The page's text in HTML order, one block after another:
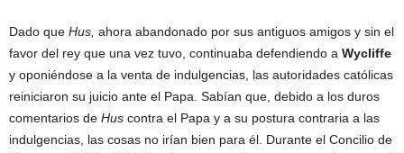
Dado que Hus, ahora abandonado por sus antiguos amigos y sin el
favor del rey que una vez tuvo, continuaba defendiendo a Wycliffe
y oponiéndose a la venta de indulgencias, las autoridades católicas
reiniciaron su juicio ante el Papa. Sabían que, debido a los duros
comentarios de Hus contra el Papa y a su postura contraria a las
indulgencias, las cosas no irían bien para él. Durante el Concilio de